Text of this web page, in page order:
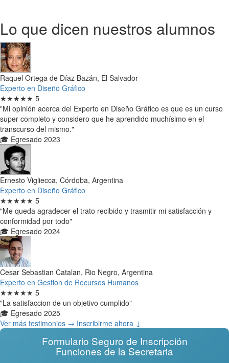
Lo que dicen nuestros alumnos
Raquel Ortega de Díaz Bazán, El Salvador
Experto en Diseño Gráfico
★★★★★ 5
"Mi opinión acerca del Experto en Diseño Gráfico es que es un curso
super completo y considero que he aprendido muchísimo en el
transcurso del mismo."
🎓 Egresado 2023
Ernesto Vigliecca, Córdoba, Argentina
Experto en Diseño Gráfico
★★★★★ 5
"Me queda agradecer el trato recibido y trasmitir mi satisfacción y
conformidad por todo"
🎓 Egresado 2024
Cesar Sebastian Catalan, Rio Negro, Argentina
Experto en Gestion de Recursos Humanos
★★★★★ 5
"La satisfaccion de un objetivo cumplido"
🎓 Egresado 2025
Ver más testimonios → Inscribirme ahora ↓
Formulario Seguro de Inscripción
Funciones de la Secretaria